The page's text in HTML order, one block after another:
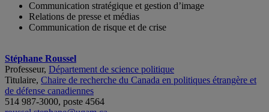
Communication stratégique et gestion d’image
Relations de presse et médias
Communication de risque et de crise
Stéphane Roussel
Professeur, Département de science politique
Titulaire, Chaire de recherche du Canada en politiques étrangère et
de défense canadiennes
514 987-3000, poste 4564